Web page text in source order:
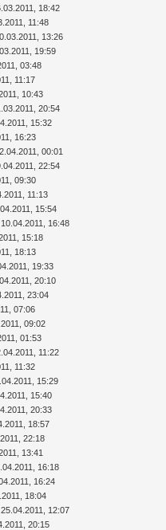
18:42
11:48
13:26
19:59
03:48
11:17
10:43
20:54
15:32
16:23
00:01
22:54
09:30
11:13
15:54
16:48
15:18
18:13
19:33
20:10
23:04
07:06
09:02
01:53
11:22
11:32
15:29
15:40
20:33
18:57
22:18
13:41
16:18
16:24
18:04
12:07
20:15